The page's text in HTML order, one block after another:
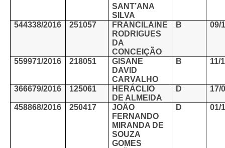
SANT’ANA
SILVA
544338/2016 251057
FRANCILAINE
RODRIGUES
DA
CONCEIÇÃO
B 09/
559971/2016 218051
GISANE
DAVID
CARVALHO
B 11/
366679/2016 125061
HERÁCLIO
DE ALMEIDA
D 17/
458868/2016 250417
JOÃO
FERNANDO
MIRANDA DE
SOUZA
GOMES
D 01/